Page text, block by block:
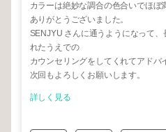
カラーは絶妙な調合の色合いでほぼ
ありがとうございました。
SENJYU さんに通うようになって
れたうえでの
カウンセリングをしてくれてアドバ
次回もよろしくお願いします。
詳しく見る